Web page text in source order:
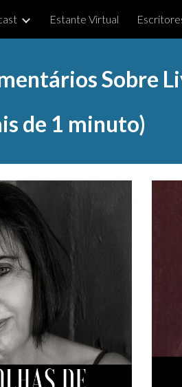
Skip to navigation
Estante Virtual
Sobre
de 1 minuto)